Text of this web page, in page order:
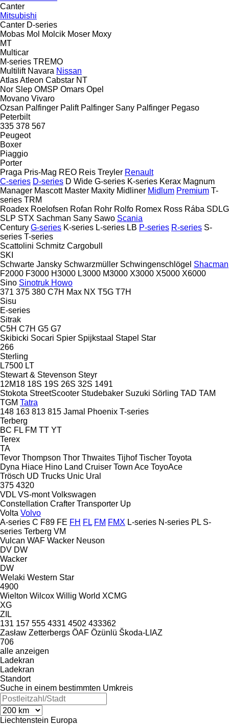
Canter
Mitsubishi
Canter D-series
Mobas Mol Molcik Moser Moxy
MT
Multicar
M-series TREMO
Multilift Navara Nissan
AtlasAtleon Cabstar NT
Nor Slep OMSP Omars Opel
Movano Vivaro
Ozsan Palfinger Palift Palfinger Sany Palfinger Pegaso
Peterbilt
335 378 567
Peugeot
Boxer
Piaggio
Porter
Praga Pris-Mag REO Reis Treyler Renault
C-series D-series D Wide G-series K-series Kerax Magnum
Manager Mascott Master Maxity Midliner Midlum Premium T-
series TRM
Roadex Roelofsen Rofan Rohr Rolfo Romex Ross Rába SDLG
SLP STX Sachman Sany Sawo Scania
Century G-series K-series L-series LB P-series R-series S-
series T-series
Scattolini Schmitz Cargobull
SKI
Schwarte Jansky Schwarzmüller Schwingenschlögel Shacman
F2000 F3000 H3000 L3000 M3000 X3000 X5000 X6000
Sino Sinotruk Howo
371 375 380 C7H Max NX T5G T7H
Sisu
E-series
Sitrak
C5H C7H G5 G7
Skibicki Socari Spier Spijkstaal Stapel Star
266
Sterling
L7500 LT
Stewart & Stevenson Steyr
12M18 18S 19S 26S 32S 1491
Stokota StreetScooter Studebaker Suzuki Sörling TAD TAM
TGM Tatra
148 163 813 815 Jamal Phoenix T-series
Terberg
BC FL FM TT YT
Terex
TA
Tevor Thompson Thor Thwaites Tijhof Tischer Toyota
Dyna Hiace Hino Land Cruiser Town Ace ToyoAce
Trösch UD Trucks Unic Ural
375 4320
VDL VS-mont Volkswagen
Constellation Crafter Transporter Up
Volta Volvo
A-series C F89 FE FH FL FM FMX L-series N-series PL S-
series Terberg VM
Vulcan WAF Wacker Neuson
DV DW
Wacker
DW
Welaki Western Star
4900
Wielton Wilcox Willig World XCMG
XG
ZIL
131 157 555 4331 4502 433362
Zasław Zetterbergs ÖAF Özünlü Škoda-LIAZ
706
alle anzeigen
Ladekran
Ladekran
Standort
Suche in einem bestimmten Umkreis
Liechtenstein Europa